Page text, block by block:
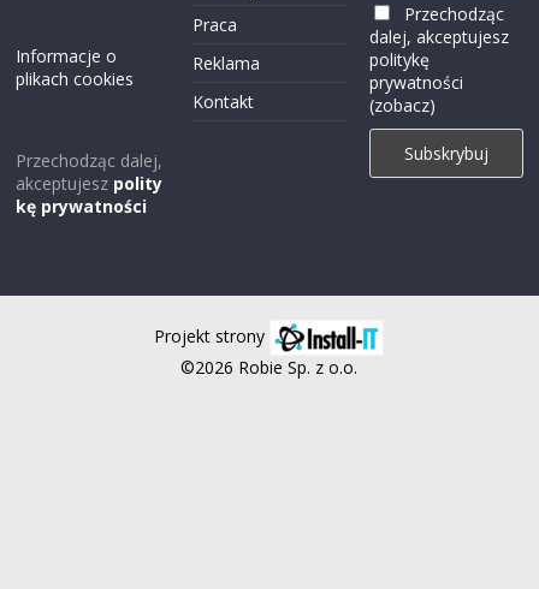
Informacje o
plikach cookies
Przechodząc dalej,
akceptujesz polity
kę prywatności
Praca
Reklama
Kontakt
Przechodząc
dalej, akceptujesz
politykę
prywatności
(zobacz)
Projekt strony
©2026 Robie Sp. z o.o.